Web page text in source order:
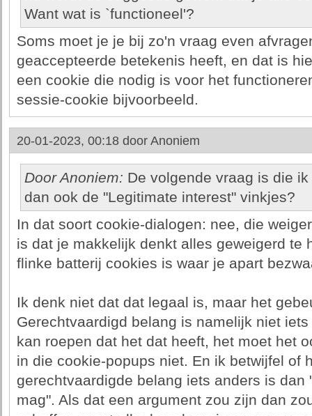
Want wat is `functioneel'?
Soms moet je je bij zo'n vraag even
geaccepteerde betekenis heeft, en dat is
een cookie die nodig is voor het
sessie-cookie bijvoorbeeld.
20-01-2023, 00:18 door Anoniem
Door Anoniem: De volgende vraag is die
dan ook de "Legitimate interest" vinkjes?
In dat soort cookie-dialogen: nee, die
is dat je makkelijk denkt alles geweigerd te
flinke batterij cookies is waar je apart
Ik denk niet dat dat legaal is, maar het
Gerechtvaardigd belang is namelijk niet
kan roepen dat het dat heeft, het moet het
in die cookie-popups niet. En ik betwijfel of
gerechtvaardigde belang iets anders is dan
mag". Als dat een argument zou zijn dan